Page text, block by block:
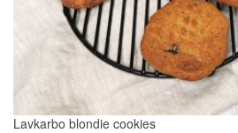
Lavkarbo blondie cookies